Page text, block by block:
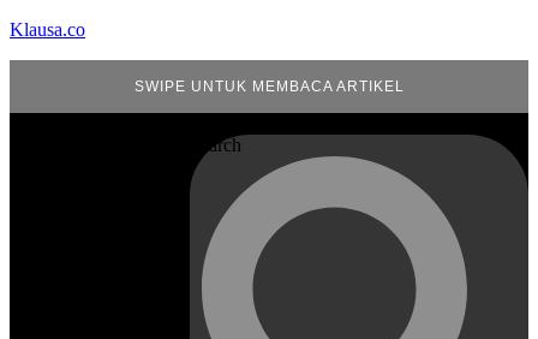
Klausa.co
SWIPE UNTUK MEMBACA ARTIKEL
Search